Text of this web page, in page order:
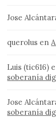
Jose
querolus en
Luis (tic616)
soberanía
Jose
soberanía